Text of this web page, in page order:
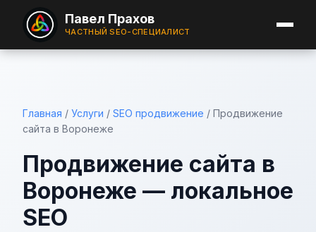
Павел Прахов
ЧАСТНЫЙ SEO-СПЕЦИАЛИСТ
Главная / Услуги / SEO продвижение / Продвижение
сайта в Воронеже
Продвижение сайта в
Воронеже — локальное
SEO